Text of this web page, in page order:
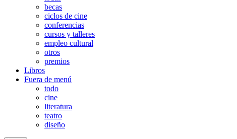
becas
ciclos de cine
conferencias
cursos y talleres
empleo cultural
otros
premios
Libros
Fuera de menú
todo
cine
literatura
teatro
diseño